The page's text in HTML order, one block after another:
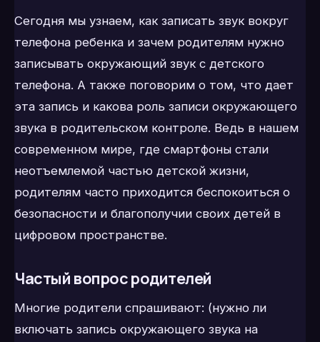
Сегодня мы узнаем, как записать звук вокруг
телефона ребенка и зачем родителям нужно
записывать окружающий звук с детского
телефона. А также поговорим о том, что дает
эта запись и какова роль записи окружающего
звука в родительском контроле. Ведь в нашем
современном мире, где смартфоны стали
неотъемлемой частью детской жизни,
родителям часто приходится беспокоиться о
безопасности и благополучии своих детей в
цифровом пространстве.
Частый вопрос родителей
Многие родители спрашивают: (нужно ли
включать запись окружающего звука на